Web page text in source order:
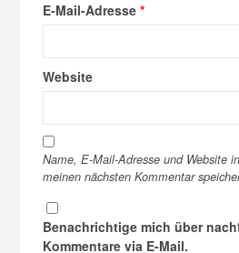
E-Mail-Adresse*
Website
Name, E-Mail-Adresse und Website
meinen nächsten Kommentar
Benachrichtige mich über
Kommentare via E-Mail.